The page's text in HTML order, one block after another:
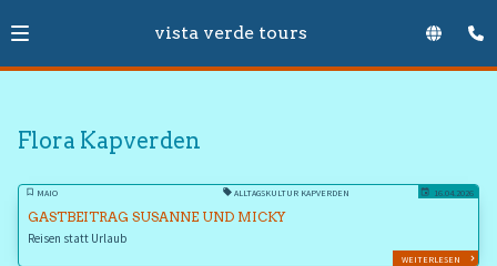
vista verde tours
Flora Kapverden
MAIO ALLTAGSKULTUR KAPVERDEN 16.04.2026
GASTBEITRAG SUSANNE UND MICKY
Reisen statt Urlaub
WEITERLESEN